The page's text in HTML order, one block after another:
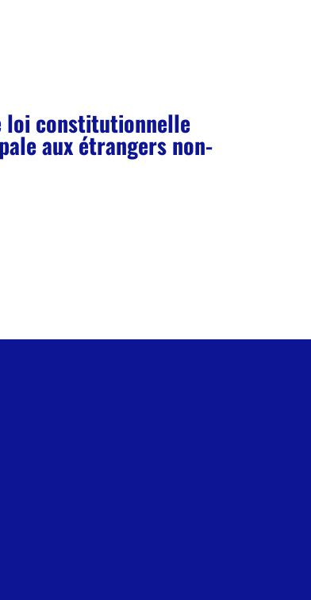
loi constitutionnelle
aux étrangers non-